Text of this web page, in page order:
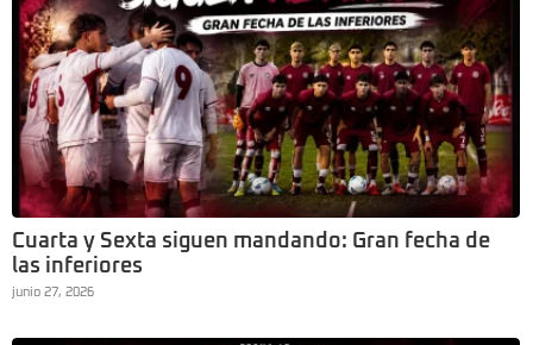
Cuarta y Sexta siguen mandando: Gran fecha de
las inferiores
junio 27, 2026